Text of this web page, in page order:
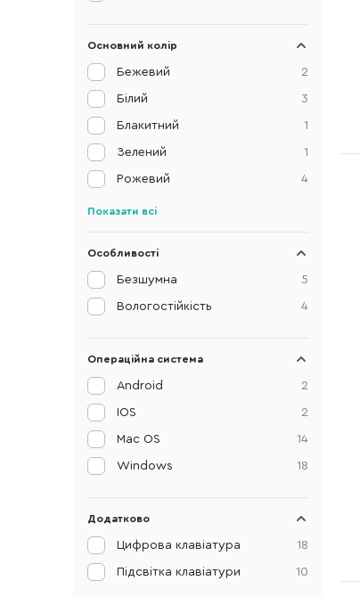
Основний колір
2
Бежевий
3
Білий
1
Блакитний
1
Зелений
4
Рожевий
Показати всі
Особливості
5
Безшумна
4
Вологостійкість
Операційна система
2
Android
2
IOS
14
Mac OS
18
Windows
Додатково
18
Цифрова клавіатура
10
Підсвітка клавіатури